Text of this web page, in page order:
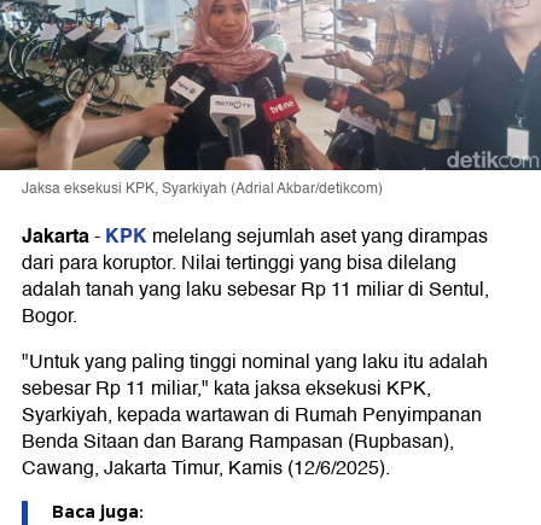
Jaksa eksekusi KPK, Syarkiyah (Adrial Akbar/detikcom)
Jakarta-KPKmelelang sejumlah aset yang dirampas
dari para koruptor. Nilai tertinggi yang bisa dilelang
adalah tanah yang laku sebesar Rp 11 miliar di Sentul,
Bogor.
"Untuk yang paling tinggi nominal yang laku itu adalah
sebesar Rp 11 miliar," kata jaksa eksekusi KPK,
Syarkiyah, kepada wartawan di Rumah Penyimpanan
Benda Sitaan dan Barang Rampasan (Rupbasan),
Cawang, Jakarta Timur, Kamis (12/6/2025).
Baca juga: